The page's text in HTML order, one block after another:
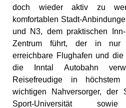
doch wieder aktiv zu
komfortablen Stadt-
und N3, dem praktischen
Zentrum führt, der in nur
erreichbare Flughafen und
die Inntal Autobahn
Reisefreudige in
wichtigen Nahversorger, der
Sport-Universität